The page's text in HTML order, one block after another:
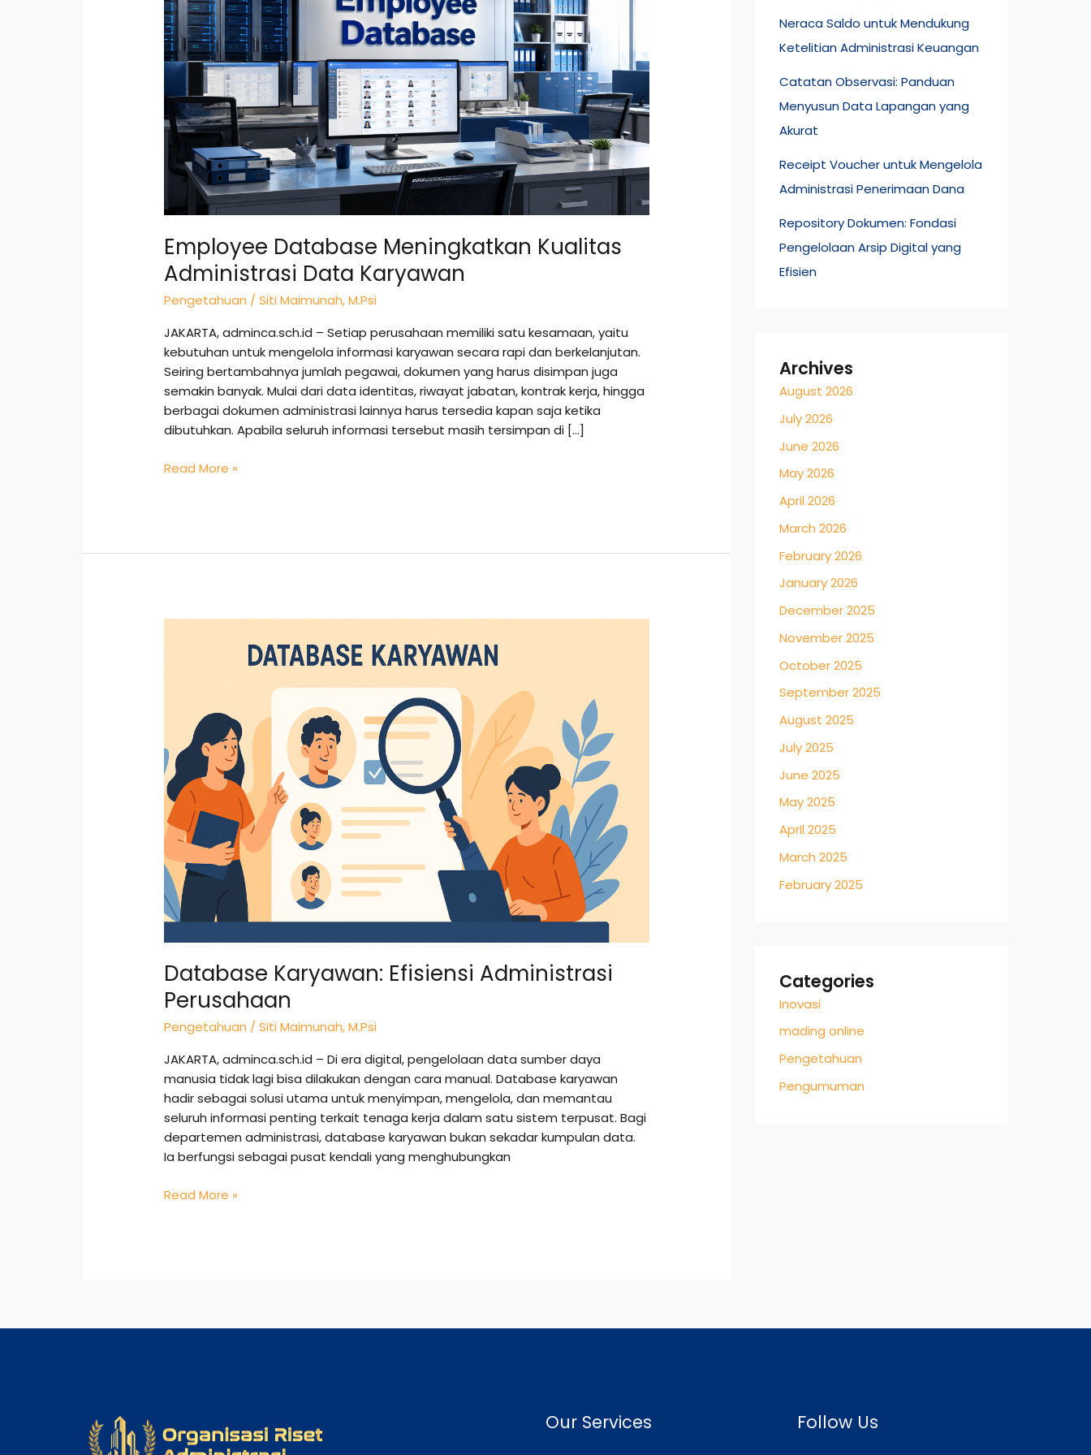
Employee Database Meningkatkan Kualitas
Administrasi Data Karyawan
Pengetahuan /Siti Maimunah, M.Psi
JAKARTA, adminca.sch.id – Setiap perusahaan memiliki satu kesamaan, yaitu
kebutuhan untuk mengelola informasi karyawan secara rapi dan berkelanjutan.
Seiring bertambahnya jumlah pegawai, dokumen yang harus disimpan juga
semakin banyak. Mulai dari data identitas, riwayat jabatan, kontrak kerja, hingga
berbagai dokumen administrasi lainnya harus tersedia kapan saja ketika
dibutuhkan. Apabila seluruh informasi tersebut masih tersimpan di […]
Kualitas
Administrasi
Data
Karyawan
Read More »
Database Karyawan: Efisiensi Administrasi
Perusahaan
Pengetahuan /Siti Maimunah, M.Psi
JAKARTA, adminca.sch.id – Di era digital, pengelolaan data sumber daya
manusia tidak lagi bisa dilakukan dengan cara manual. Database karyawan
hadir sebagai solusi utama untuk menyimpan, mengelola, dan memantau
seluruh informasi penting terkait tenaga kerja dalam satu sistem terpusat. Bagi
departemen administrasi, database karyawan bukan sekadar kumpulan data.
Ia berfungsi sebagai pusat kendali yang menghubungkan
Read More »
Neraca Saldo untuk Mendukung
Ketelitian Administrasi Keuangan
Catatan Observasi: Panduan
Menyusun Data Lapangan yang
Akurat
Receipt Voucher untuk Mengelola
Administrasi Penerimaan Dana
Repository Dokumen: Fondasi
Pengelolaan Arsip Digital yang
Efisien
Archives
August 2026
July 2026
June 2026
May 2026
April 2026
March 2026
February 2026
January 2026
December 2025
November 2025
October 2025
September 2025
August 2025
July 2025
June 2025
May 2025
April 2025
March 2025
February 2025
Categories
Inovasi
mading online
Pengetahuan
Pengumuman
Our Services Follow Us